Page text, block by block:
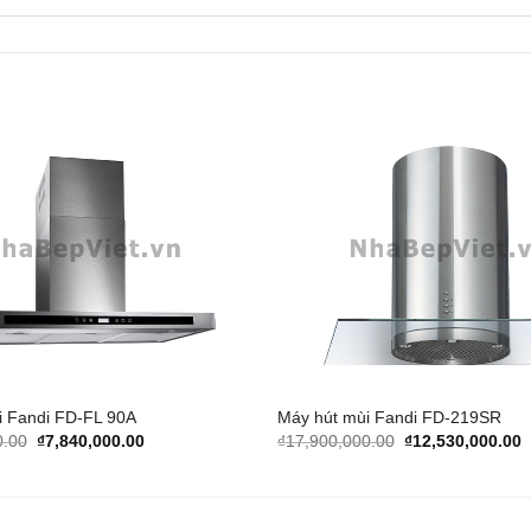
Fandi FD-FL 90A
Original
₫7,840,000.00Current
Máy hút mùi Fandi FD-219SR
₫17,900,000.00 Original
₫12,530,000.00